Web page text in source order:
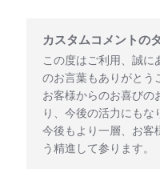
カスタムコメントの
この度はご利用、誠
のお言葉もありがとう
お客様からのお喜びの
り、今後の活力にもな
今後もより一層、お客
う精進して参ります。